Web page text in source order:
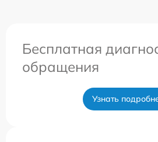
Бесплатная
обращения
Узнать